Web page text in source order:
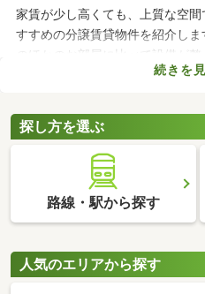
家賃が少し高くても、上質な空
すすめの分譲賃貸物件を紹介し
のほかのお部屋に比べて設備が
には高級感のある内装に整えら
貸物件のなかから、気になるお
続きを
探し方を選ぶ
路線・駅から探す
人気のエリアから探す